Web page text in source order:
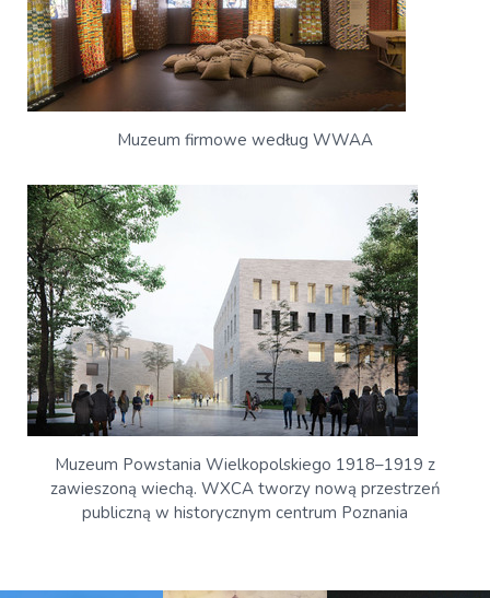
Muzeum firmowe według WWAA
Muzeum Powstania Wielkopolskiego 1918–1919 z
zawieszoną wiechą. WXCA tworzy nową przestrzeń
publiczną w historycznym centrum Poznania